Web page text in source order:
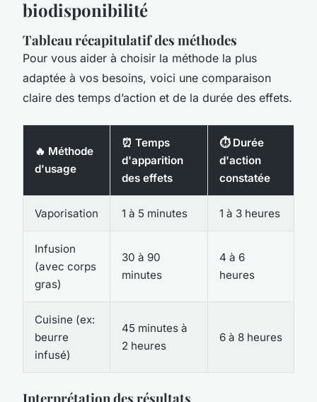
biodisponibilité
Tableau récapitulatif des méthodes
Pour vous aider à choisir la méthode la plus
adaptée à vos besoins, voici une comparaison
claire des temps d’action et de la durée des effets.
🔥 Méthode
d'usage
⏰ Temps
d'apparition
des effets
⏱️ Durée
d'action
constatée
Vaporisation 1 à 5 minutes 1 à 3 heures
Infusion
(avec corps
gras)
30 à 90
minutes
4 à 6
heures
Cuisine (ex:
beurre
infusé)
45 minutes à
2 heures
6 à 8 heures
Interprétation des résultats